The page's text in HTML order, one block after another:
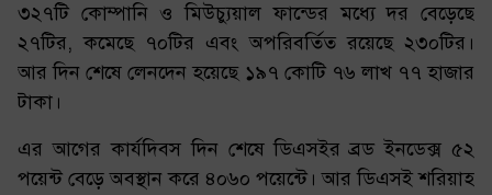
৩২৭টি কোম্পানি ও মিউচ্যুয়াল ফান্ডের মধ্যে দর বেড়েছে
২৭টির, কমেছে ৭০টির এবং অপরিবর্তিত রয়েছে ২৩০টির।
আর দিন শেষে লেনদেন হয়েছে ১৯৭ কোটি ৭৬ লাখ ৭৭ হাজার
টাকা।
এর আগের কার্যদিবস দিন শেষে ডিএসইর ব্রড ইনডেক্স ৫২
পয়েন্ট বেড়ে অবস্থান করে ৪০৬০ পয়েন্টে। আর ডিএসই শরিয়াহ